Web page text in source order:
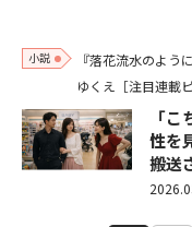
小説
『落花流水のよ
ゆくえ［注目連載
「
性を
搬送